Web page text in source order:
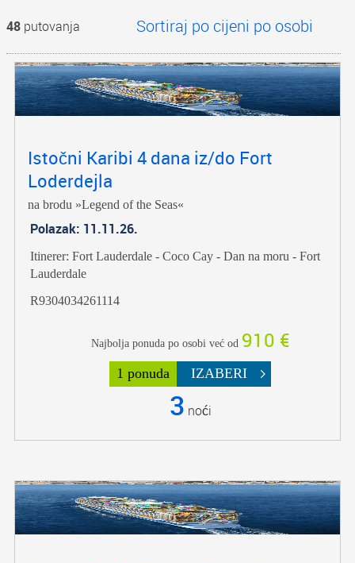
48 putovanja
3 noći
Istočni Karibi 4 dana iz/do Fort
Loderdejla
na brodu »Legend of the Seas«
Polazak: 11.11.26.
Itinerer: Fort Lauderdale - Coco Cay - Dan na moru - Fort
Lauderdale
R9304034261114
Najbolja ponuda po osobi već od 910 €
1 ponuda IZABERI